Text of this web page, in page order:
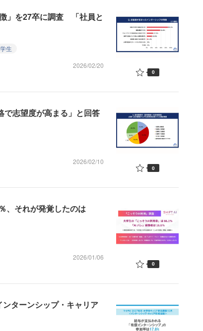
」を27卒に調査 「社員と
学生
2026/02/20
0
で志望度が高まる」と回答
2026/02/10
0
、それが発覚したのは
2026/01/06
0
ンターンシップ・キャリア